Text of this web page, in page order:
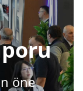
öne